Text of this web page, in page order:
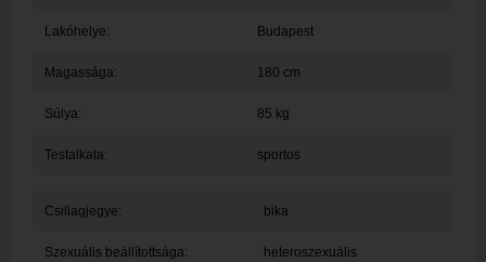
Lakóhelye: Budapest
Magassága: 180 cm
Súlya: 85 kg
Testalkata: sportos
Csillagjegye: bika
Szexuális beállítottsága: heteroszexuális